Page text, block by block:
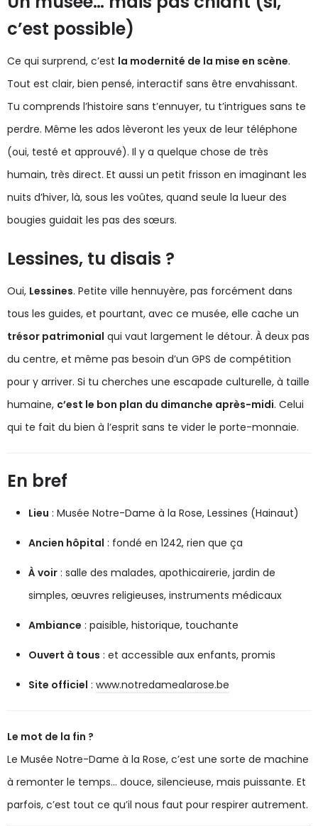
c’est possible)
Ce qui surprend, c’est la modernité de la mise en scène.
Tout est clair, bien pensé, interactif sans être envahissant.
Tu comprends l’histoire sans t’ennuyer, tu t’intrigues sans te
perdre. Même les ados lèveront les yeux de leur téléphone
(oui, testé et approuvé). Il y a quelque chose de très
humain, très direct. Et aussi un petit frisson en imaginant les
nuits d’hiver, là, sous les voûtes, quand seule la lueur des
bougies guidait les pas des sœurs.
Lessines, tu disais ?
Oui, Lessines. Petite ville hennuyère, pas forcément dans
tous les guides, et pourtant, avec ce musée, elle cache un
trésor patrimonial qui vaut largement le détour. À deux pas
du centre, et même pas besoin d’un GPS de compétition
pour y arriver. Si tu cherches une escapade culturelle, à taille
humaine, c’est le bon plan du dimanche après-midi. Celui
qui te fait du bien à l’esprit sans te vider le porte-monnaie.
En bref
Lieu : Musée Notre-Dame à la Rose, Lessines (Hainaut)
Ancien hôpital : fondé en 1242, rien que ça
À voir : salle des malades, apothicairerie, jardin de
simples, œuvres religieuses, instruments médicaux
Ambiance : paisible, historique, touchante
Ouvert à tous : et accessible aux enfants, promis
Site officiel : www.notredamealarose.be
Le mot de la fin ?
Le Musée Notre-Dame à la Rose, c’est une sorte de machine
à remonter le temps… douce, silencieuse, mais puissante. Et
parfois, c’est tout ce qu’il nous faut pour respirer autrement.